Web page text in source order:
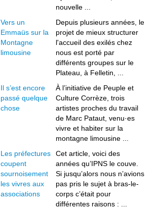
nouvelle ...
Vers un
Emmaüs sur la
Montagne
limousine
Depuis plusieurs années, le
projet de mieux structurer
l'accueil des exilés chez
nous est porté par
différents groupes sur le
Plateau, à Felletin, ...
Il s’est encore
passé quelque
chose
À l’initiative de Peuple et
Culture Corrèze, trois
artistes proches du travail
de Marc Pataut, venu·es
vivre et habiter sur la
montagne limousine ...
Les préfectures
coupent
sournoisement
les vivres aux
associations
Cet article, voici des
années qu’IPNS le couve.
Si jusqu’alors nous n’avions
pas pris le sujet à bras-le-
corps c’était pour
différentes raisons : ...